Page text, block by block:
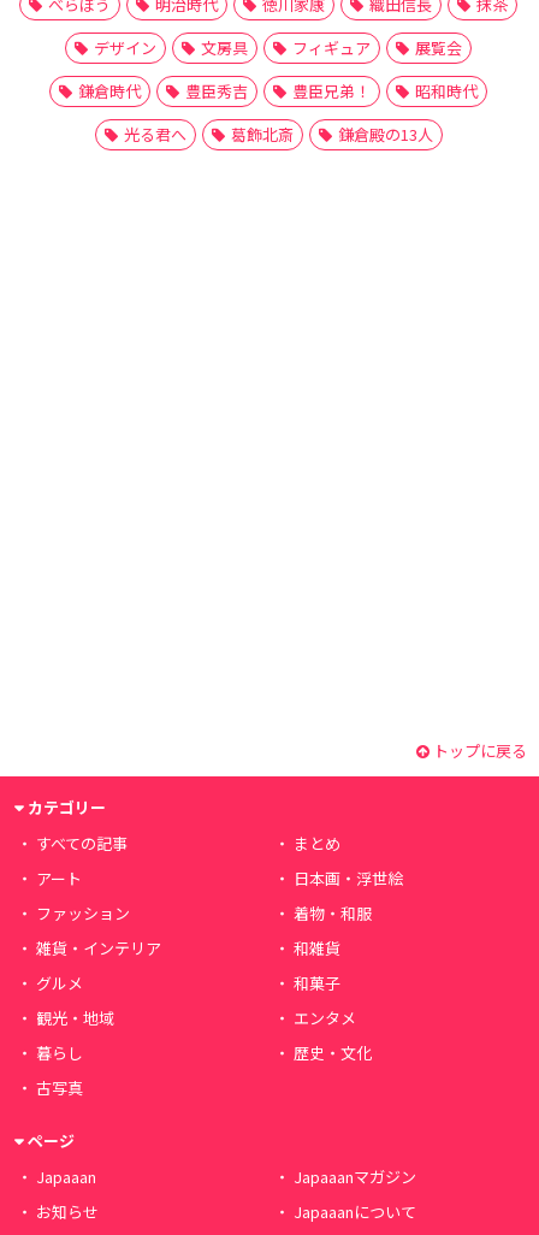
デザイン
文房具 フィギュア
展覧会
鎌倉時代
豊臣秀吉 豊臣兄弟！
昭和時代
光る君へ
葛飾北斎 鎌倉殿の13人
トップに戻る
カテゴリー
すべての記事
まとめ
アート
日本画・浮世絵
ファッション
着物・和服
雑貨・インテリア
和雑貨
グルメ
和菓子
観光・地域
エンタメ
暮らし
歴史・文化
古写真
ページ
Japaaan
Japaaanマガジン
お知らせ
Japaaanについて